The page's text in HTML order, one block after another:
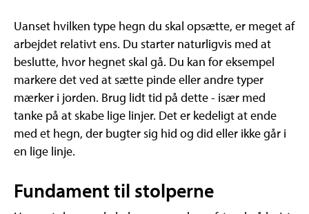
Uanset hvilken type hegn du skal opsætte, er meget af
arbejdet relativt ens. Du starter naturligvis med at
beslutte, hvor hegnet skal gå. Du kan for eksempel
markere det ved at sætte pinde eller andre typer
mærker i jorden. Brug lidt tid på dette - især med
tanke på at skabe lige linjer. Det er kedeligt at ende
med et hegn, der bugter sig hid og did eller ikke går i
en lige linje.
Fundament til stolperne